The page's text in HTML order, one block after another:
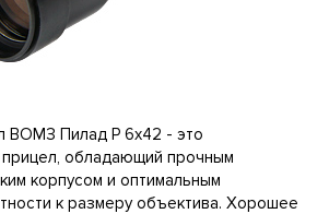
ВОМЗ Пилад P 6x42 - это
обладающий прочным
корпусом и оптимальным
к размеру объектива. Хорошее